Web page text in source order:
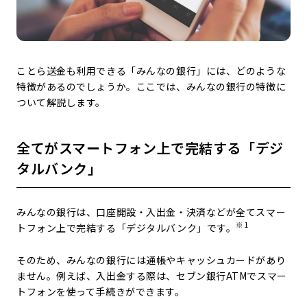
ことら送金も利用できる「みんなの銀行」には、どのような
特徴があるのでしょうか。ここでは、みんなの銀行の特徴に
ついて解説します。
全てがスマートフォン上で完結する「デジ
タルバンク」
みんなの銀行は、口座開設・入出金・決済などが全てスマー
トフォン上で完結する「デジタルバンク」です。
※1
そのため、みんなの銀行には通帳やキャッシュカードがあり
ません。例えば、入出金する際は、セブン銀行ATMでスマー
トフォンを使って手続きができます。